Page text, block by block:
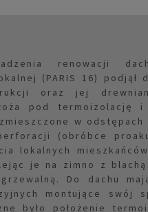
renowacji
(PARIS 16) podjął
oraz jej
pod termoizolację i
w odstępach
(obróbce
lokalnych
klejąc je na zimno z
Do dachu
montujące swój
było położenie